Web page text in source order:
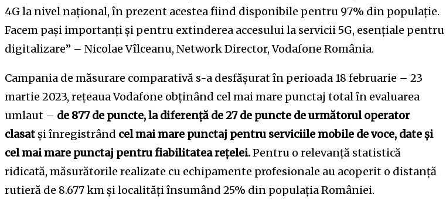
4G la nivel național, în prezent acestea fiind disponibile pentru 97% din populație.
Facem pași importanți și pentru extinderea accesului la servicii 5G, esențiale pentru
digitalizare” – Nicolae Vîlceanu, Network Director, Vodafone România.
Campania de măsurare comparativă s-a desfășurat în perioada 18 februarie – 23
martie 2023, rețeaua Vodafone obținând cel mai mare punctaj total în evaluarea
umlaut – de 877 de puncte, la diferență de 27 de puncte de următorul operator
clasatși înregistrând cel mai mare punctaj pentru serviciile mobile de voce, date și
cel mai mare punctaj pentru fiabilitatea rețelei.Pentru o relevanță statistică
ridicată, măsurătorile realizate cu echipamente profesionale au acoperit o distanță
rutieră de 8.677 km și localități însumând 25% din populația României.